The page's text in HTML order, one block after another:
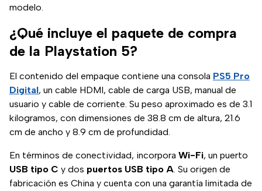
modelo.
¿Qué incluye el paquete de compra
de la Playstation 5?
El contenido del empaque contiene una consola PS5 Pro
Digital, un cable HDMI, cable de carga USB, manual de
usuario y cable de corriente. Su peso aproximado es de 3.1
kilogramos, con dimensiones de 38.8 cm de altura, 21.6
cm de ancho y 8.9 cm de profundidad.
En términos de conectividad, incorpora Wi-Fi, un puerto
USB tipo C y dos puertos USB tipo A. Su origen de
fabricación es China y cuenta con una garantía limitada de